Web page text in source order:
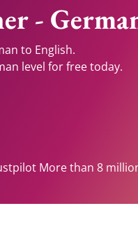
-
to English.
level for free today.
More than 8